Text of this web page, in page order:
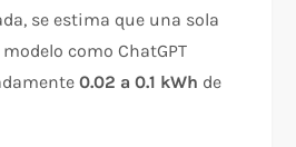
se estima que una sola
como ChatGPT
0.02 a 0.1 kWh de